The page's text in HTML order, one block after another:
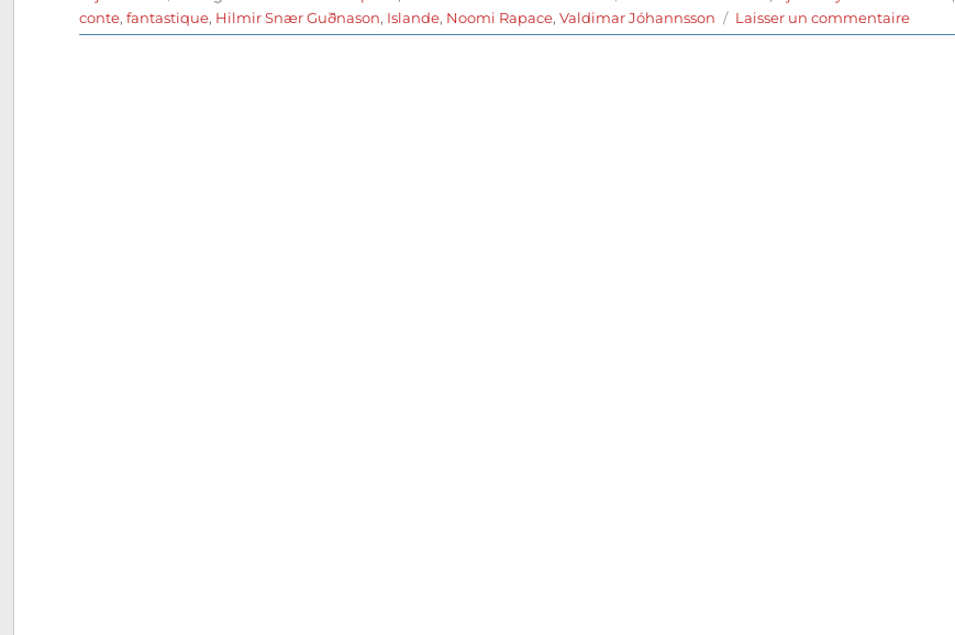
le
conte,fantastique, Hilmir Snær Guðnason, Islande, Noomi Rapace,Valdimar Jóhannsson Laisser un commentairesur
Lamb